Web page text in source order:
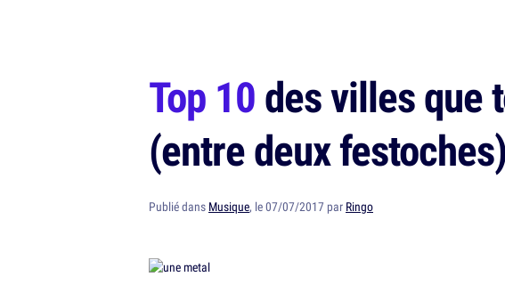
Top 10des villes que
(entre deux festoches)
Publié dans Musique, le 07/07/2017 par Ringo